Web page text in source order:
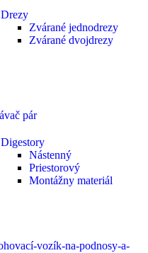
Drezy
Zvárané jednodrezy
Zvárané dvojdrezy
Digestory
Nástenný
Priestorový
Montážny materiál